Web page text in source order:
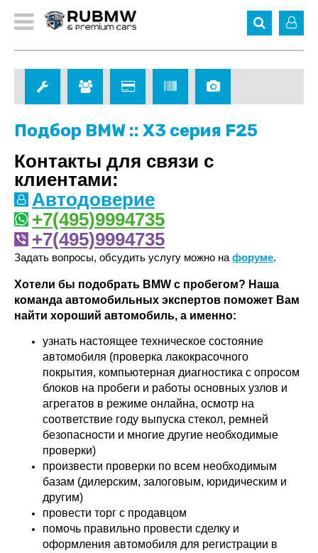
Подбор BMW :: X3 серия F25
Контакты для связи с
клиентами:
Автодоверие
+7(495)9994735
+7(495)9994735
Задать вопросы, обсудить услугу можно на форуме.
Хотели бы подобрать BMW с пробегом? Наша
команда автомобильных экспертов поможет Вам
найти хороший автомобиль, а именно:
узнать настоящее техническое состояние
автомобиля (проверка лакокрасочного
покрытия, компьютерная диагностика с опросом
блоков на пробеги и работы основных узлов и
агрегатов в режиме онлайна, осмотр на
соответствие году выпуска стекол, ремней
безопасности и многие другие необходимые
проверки)
произвести проверки по всем необходимым
базам (дилерским, залоговым, юридическим и
другим)
провести торг с продавцом
помочь правильно провести сделку и
оформления автомобиля для регистрации в